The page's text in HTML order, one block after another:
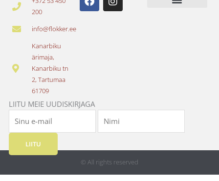
200
info@flokker.ee
Kanarbiku
ärimaja,
Kanarbiku tn
2, Tartumaa
61709
a
c
n
s
LIITU MEIE UUDISKIRJAGA
LIITU
© All rights reserved